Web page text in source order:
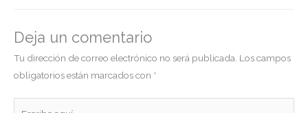
Deja un comentario
Tu dirección de correo electrónico no será publicada. Los campos
obligatorios están marcados con *